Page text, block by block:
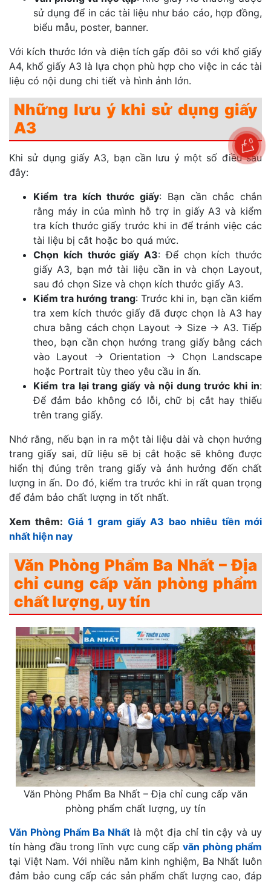
sử dụng để in các tài liệu như báo cáo, hợp đồng,
biểu mẫu, poster, banner.
Với kích thước lớn và diện tích gấp đôi so với khổ giấy
A4, khổ giấy A3 là lựa chọn phù hợp cho việc in các tài
liệu có nội dung chi tiết và hình ảnh lớn.
Những lưu ý khi sử dụng giấy
A3
Khi sử dụng giấy A3, bạn cần lưu ý một số điều sau
đây:
Kiểm tra kích thước giấy: Bạn cần chắc chắn
rằng máy in của mình hỗ trợ in giấy A3 và kiểm
tra kích thước giấy trước khi in để tránh việc các
tài liệu bị cắt hoặc bo quá mức.
Chọn kích thước giấy A3: Để chọn kích thước
giấy A3, bạn mở tài liệu cần in và chọn Layout,
sau đó chọn Size và chọn kích thước giấy A3.
Kiểm tra hướng trang: Trước khi in, bạn cần kiểm
tra xem kích thước giấy đã được chọn là A3 hay
chưa bằng cách chọn Layout -> Size -> A3. Tiếp
theo, bạn cần chọn hướng trang giấy bằng cách
vào Layout -> Orientation -> Chọn Landscape
hoặc Portrait tùy theo yêu cầu in ấn.
Kiểm tra lại trang giấy và nội dung trước khi in:
Để đảm bảo không có lỗi, chữ bị cắt hay thiếu
trên trang giấy.
Nhớ rằng, nếu bạn in ra một tài liệu dài và chọn hướng
trang giấy sai, dữ liệu sẽ bị cắt hoặc sẽ không được
hiển thị đúng trên trang giấy và ảnh hưởng đến chất
lượng in ấn. Do đó, kiểm tra trước khi in rất quan trọng
để đảm bảo chất lượng in tốt nhất.
Xem thêm: Giá 1 gram giấy A3 bao nhiêu tiền mới
nhất hiện nay
Văn Phòng Phẩm Ba Nhất – Địa
chỉ cung cấp văn phòng phẩm
chất lượng, uy tín
Văn Phòng Phẩm Ba Nhất – Địa chỉ cung cấp văn
phòng phẩm chất lượng, uy tín
Văn Phòng Phẩm Ba Nhất là một địa chỉ tin cậy và uy
tín hàng đầu trong lĩnh vực cung cấpvăn phòng phẩm
tại Việt Nam. Với nhiều năm kinh nghiệm, Ba Nhất luôn
đảm bảo cung cấp các sản phẩm chất lượng cao, đáp
0